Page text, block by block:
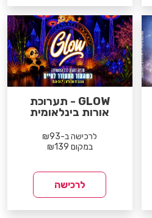
GLOW - תערוכת
אורות בינלאומית
לרכישה ב-₪93
במקום ₪139
לרכישה